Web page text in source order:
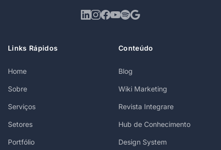
Links Rápidos
Home
Sobre
Serviços
Setores
Portfólio
Conteúdo
Blog
Wiki Marketing
Revista Integrare
Hub de Conhecimento
Design System